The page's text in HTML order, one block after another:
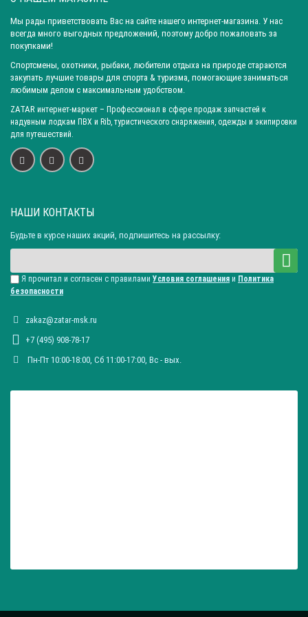
Город: Екатеринбург
Город: Воронеж
Город: Волгоград
Город: Ростов-на-Дону
Город: Саратов
Город: Челябинск
Город: Барнаул
Город: Тюмень
Город: Казань
Мы рады приветствовать Вас на сайте нашего интернет-магазина. У нас
всегда много выгодных предложений, поэтому добро пожаловать за
покупками!
Спортсмены, охотники, рыбаки, любители отдыха на природе стараются
закупать лучшие товары для спорта & туризма, помогающие заниматься
любимым делом с максимальным удобством.
ZATAR интернет-маркет – Профессионал в сфере продаж запчастей к
надувным лодкам ПВХ и Rib, туристического снаряжения, одежды и экипировки
для путешествий.
НАШИ КОНТАКТЫ
Будьте в курсе наших акций, подпишитесь на рассылку:
Я прочитал и согласен с правилами Условия соглашения и Политика
безопасности
zakaz@zatar-msk.ru
+7 (495) 908-78-17
Пн-Пт 10:00-18:00, Сб 11:00-17:00, Вc - вых.